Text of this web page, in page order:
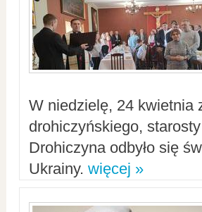
W niedzielę, 24 kwietnia
drohiczyńskiego,
Drohiczyna odbyło się
Ukrainy. więcej »